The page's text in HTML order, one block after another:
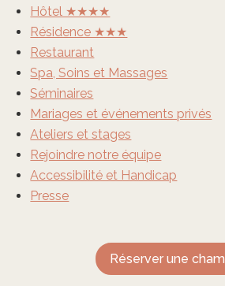
Hôtel ★★★★
Résidence ★★★
Restaurant
Spa, Soins et Massages
Séminaires
Mariages et événements privés
Ateliers et stages
Rejoindre notre équipe
Accessibilité et Handicap
Presse
Réserver une